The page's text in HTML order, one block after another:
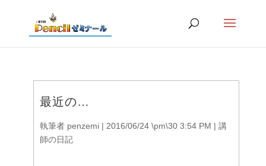
最近の…
執筆者 penzemi| 2016/06/24 \pm\30 3:54 PM | 講
師の日記